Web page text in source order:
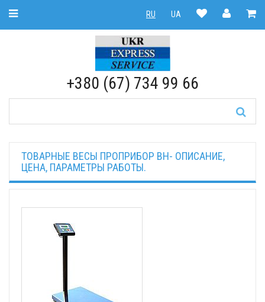
Toggle Navigation UA
RU |
RU
+380 (67) 734 99 66
ТОВАРНЫЕ ВЕСЫ ПРОПРИБОР ВН- ОПИСАНИЕ,
ЦЕНА, ПАРАМЕТРЫ РАБОТЫ.